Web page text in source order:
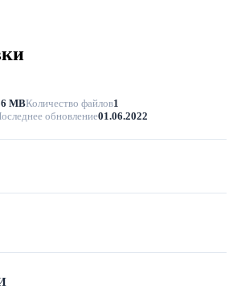
MBКоличество файлов1
обновление01.06.2022